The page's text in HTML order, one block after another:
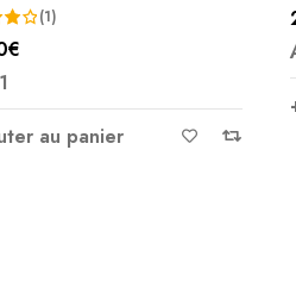
€
au panier